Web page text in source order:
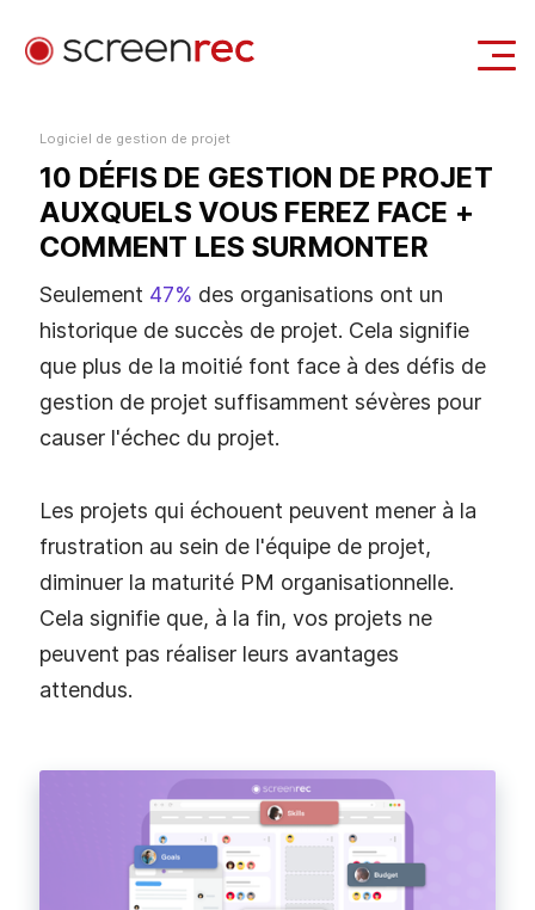
Se Connecter Télécharger Gratuitement
Logiciel de gestion de projet
10 DÉFIS DE GESTION DE PROJET
AUXQUELS VOUS FEREZ FACE +
COMMENT LES SURMONTER
Seulement 47% des organisations ont un
historique de succès de projet. Cela signifie
que plus de la moitié font face à des défis de
gestion de projet suffisamment sévères pour
causer l'échec du projet.
Les projets qui échouent peuvent mener à la
frustration au sein de l'équipe de projet,
diminuer la maturité PM organisationnelle.
Cela signifie que, à la fin, vos projets ne
peuvent pas réaliser leurs avantages
attendus.